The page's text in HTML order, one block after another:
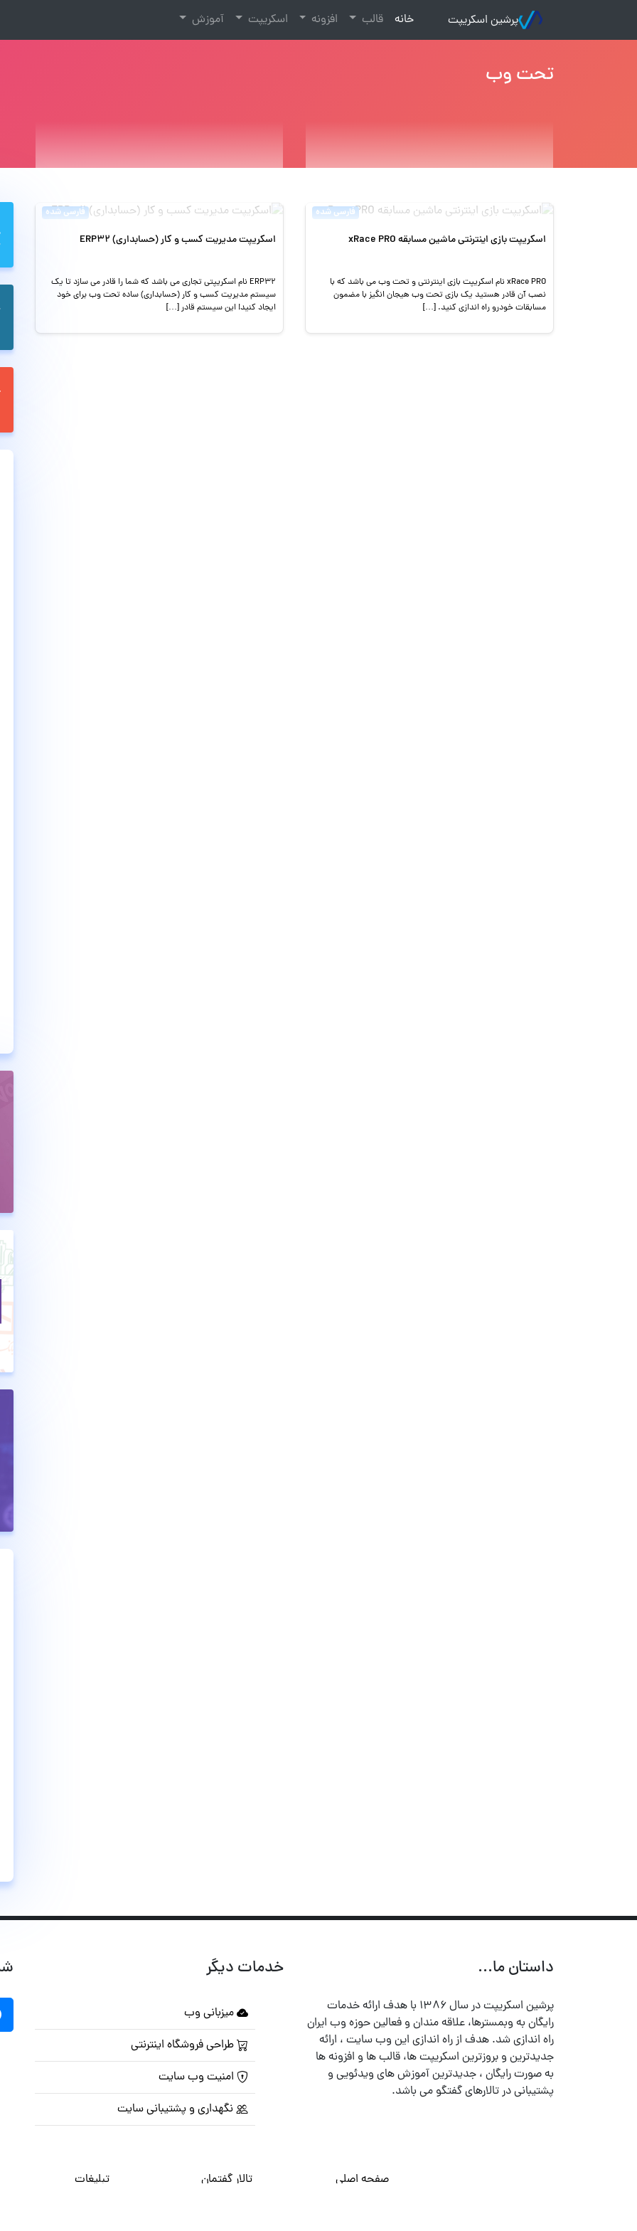
پرشین اسکریپت خانه
(current) قالب افزونه اسکریپت آموزش
تحت وب
فارسی شده
اسکریپت بازی اینترنتی ماشین مسابقه xRace PRO
xRace PRO نام اسکریپت بازی اینترنتی و تحت وب می باشد که با
نصب آن قادر هستید یک بازی تحت وب هیجان انگیز با مضمون
مسابقات خودرو راه اندازی کنید. […]
فارسی شده
اسکریپت مدیریت کسب و کار (حسابداری) ERP32
ERP32 نام اسکریپتی تجاری می باشد که شما را قادر می سازد تا یک
سیستم مدیریت کسب و کار (حسابداری) ساده تحت وب برای خود
ایجاد کنید! این سیستم قادر […]
داستان ما...
پرشین اسکریپت در سال ۱۳۸۶ با هدف ارائه خدمات
رایگان به وبمسترها، علاقه مندان و فعالین حوزه وب ایران
راه اندازی شد. هدف از راه اندازی این وب سایت ، ارائه
جدیدترین و بروزترین اسکریپت ها، قالب ها و افزونه ها
به صورت رایگان ، جدیدترین آموزش های ویدئویی و
پشتیبانی در تالارهای گفتگو می باشد.
خدمات دیگر
میزبانی وب
طراحی فروشگاه اینترنتی
امنیت وب سایت
نگهداری و پشتیبانی سایت
صفحه اصلی تالار گفتمان تبلیغات